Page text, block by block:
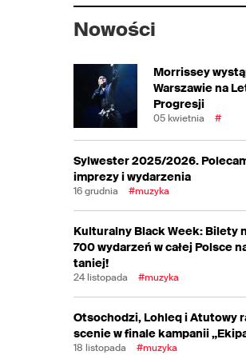
Nowości
Morrissey
Warszawie na
Progresji
05 kwietnia #
Sylwester 2025/2026.
imprezy i wydarzenia
16 grudnia #muzyka
Kulturalny Black Week: Bilety
700 wydarzeń w całej Polsce
taniej!
24 listopada #muzyka
Otsochodzi, Lohleq i Atutowy
scenie w finale kampanii
18 listopada #muzyka